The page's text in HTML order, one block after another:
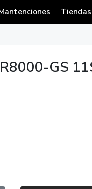
Tiendas
GS